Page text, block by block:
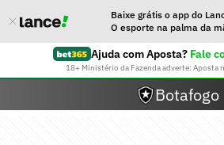
Baixe grátis o app do
O esporte na palma da
Ajuda com Aposta? Fale
18+ Ministério da Fazenda adverte: Aposta
Botafogo